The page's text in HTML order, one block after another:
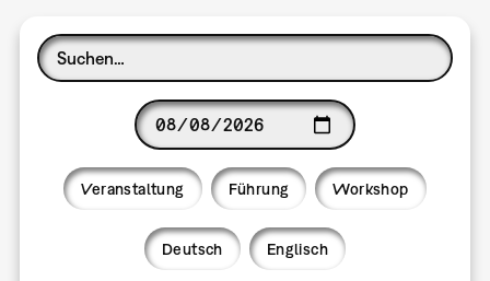
Veranstaltung Führung Workshop
Deutsch Englisch